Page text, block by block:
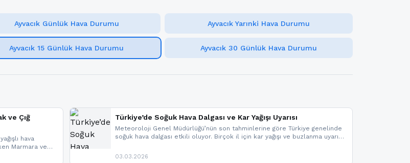
Ayvacık Günlük Hava Durumu Ayvacık Yarınki Hava Durumu
Ayvacık 15 Günlük Hava Durumu Ayvacık 30 Günlük Hava Durumu
ve Çığ
hava
Marmara ve
Türkiye’de Soğuk Hava Dalgası ve Kar Yağışı Uyarısı
Meteoroloji Genel Müdürlüğü’nün son tahminlerine göre Türkiye genelinde
soğuk hava dalgası etkili oluyor. Birçok il için kar yağışı ve buzlanma uyarısı
03.03.2026